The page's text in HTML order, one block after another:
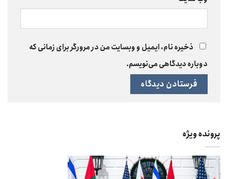
ذخیره نام، ایمیل و وبسایت من در مرورگر برای زمانی که
دوباره دیدگاهی می‌نویسم.
پرونده ویژه